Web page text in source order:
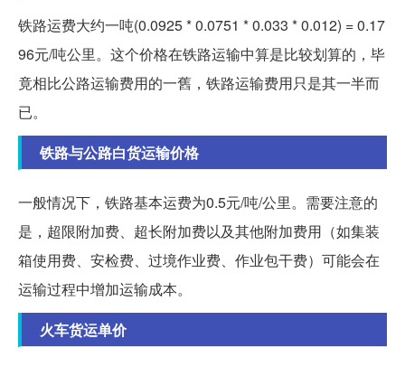
铁路运费大约一吨(0.0925 * 0.0751 * 0.033 * 0.012) = 0.17
96元/吨公里。这个价格在铁路运输中算是比较划算的，毕
竟相比公路运输费用的一舊，铁路运输费用只是其一半而
已。
铁路与公路白货运输价格
一般情况下，铁路基本运费为0.5元/吨/公里。需要注意的
是，超限附加费、超长附加费以及其他附加费用（如集装
箱使用费、安检费、过境作业费、作业包干费）可能会在
运输过程中增加运输成本。
火车货运单价